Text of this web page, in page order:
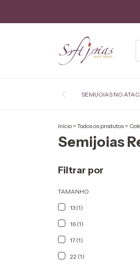
SEMIJOIAS NO
Início > Todos os produtos >
Semijoias
Filtrar por
TAMANHO
13 (1)
16 (1)
17 (1)
22 (1)